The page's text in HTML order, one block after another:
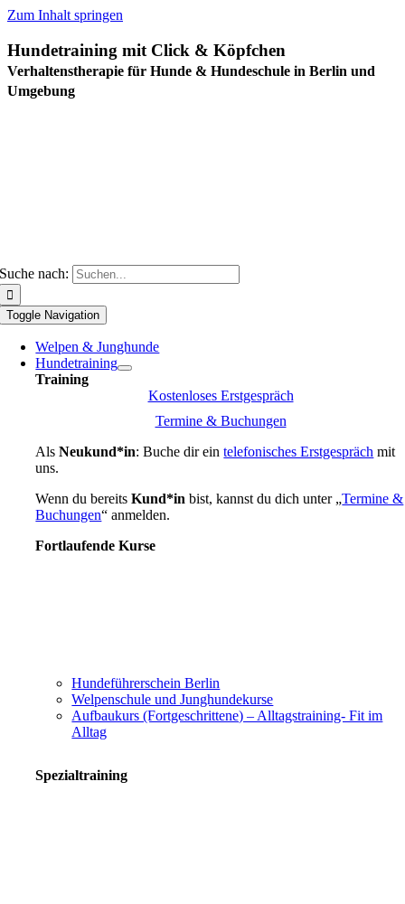
Zum Inhalt springen
Hundetraining mit Click & Köpfchen
Verhaltenstherapie für Hunde & Hundeschule in Berlin und
Umgebung
Suche nach:
Toggle Navigation
Welpen & Junghunde
Hundetraining
Training
Kostenloses Erstgespräch
Termine & Buchungen
AlsNeukund*in: Buche dir eintelefonisches Erstgespräch mit
uns.
Wenn du bereitsKund*in bist, kannst du dich unter „Termine &
Buchungen“ anmelden.
Fortlaufende Kurse
Hundeführerschein Berlin
Welpenschule und Junghundekurse
Aufbaukurs (Fortgeschrittene) – Alltagstraining- Fit im
Alltag
Spezialtraining